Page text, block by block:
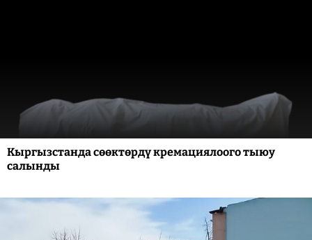
Кыргызстанда сөөктөрдү кремациялоого тыюу
салынды